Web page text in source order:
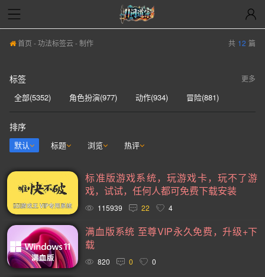
首页 -功法标签云- 制作 共 12 篇
标签
全部(5352) 角色扮演(977) 动作(934)
冒险(881)
开放世界(529)
休闲(526) 策略(521)
奇幻(371)
射击(365) 合作(349)
3D(347)
沙盒(339)
女性主角(332) 解谜(329)
恐怖(304)
独立(299) 科幻(296)
模拟经营(282)
暴力(277)
氛围(276)
2D(242)
可爱(233) 轻度 Rogue(223)
更多
排序
默认 标题 浏览 热评
标准版游戏系统，玩游戏卡，玩不了游
戏，试试，任何人都可免费下载安装
115939 22 4
满血版系统 至尊VIP永久免费，升级+下
载
820 0 0